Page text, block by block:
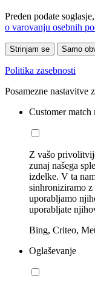
Preden podate
o varovanju osebnih
Strinjam se Samo
Politika zasebnosti
Posamezne nastavitve
Customer match
Z vašo
zunaj našega
izdelke. V ta
sinhroniziramo
uporabljamo
uporabljate
Bing, Criteo,
Oglaševanje